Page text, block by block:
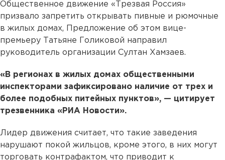
Общественное движение «Трезвая Россия»
призвало запретить открывать пивные и рюмочные
в жилых домах, Предложение об этом вице-
премьеру Татьяне Голиковой направил
руководитель организации Султан Хамзаев.
«В регионах в жилых домах общественными
инспекторами зафиксировано наличие от трех и
более подобных питейных пунктов», — цитирует
трезвенника «РИА Новости».
Лидер движения считает, что такие заведения
нарушают покой жильцов, кроме этого, в них могут
торговать контрафактом, что приводит к